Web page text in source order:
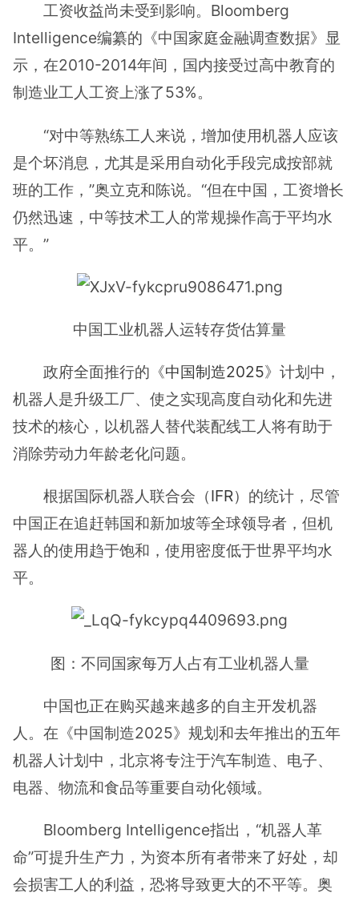
工资收益尚未受到影响。Bloomberg
Intelligence编纂的《中国家庭金融调查数据》显
示，在2010-2014年间，国内接受过高中教育的
制造业工人工资上涨了53%。
“对中等熟练工人来说，增加使用机器人应该
是个坏消息，尤其是采用自动化手段完成按部就
班的工作，”奥立克和陈说。“但在中国，工资增长
仍然迅速，中等技术工人的常规操作高于平均水
平。”
中国工业机器人运转存货估算量
政府全面推行的《中国制造2025》计划中，
机器人是升级工厂、使之实现高度自动化和先进
技术的核心，以机器人替代装配线工人将有助于
消除劳动力年龄老化问题。
根据国际机器人联合会（IFR）的统计，尽管
中国正在追赶韩国和新加坡等全球领导者，但机
器人的使用趋于饱和，使用密度低于世界平均水
平。
图：不同国家每万人占有工业机器人量
中国也正在购买越来越多的自主开发机器
人。在《中国制造2025》规划和去年推出的五年
机器人计划中，北京将专注于汽车制造、电子、
电器、物流和食品等重要自动化领域。
Bloomberg Intelligence指出，“机器人革
命”可提升生产力，为资本所有者带来了好处，却
会损害工人的利益，恐将导致更大的不平等。奥